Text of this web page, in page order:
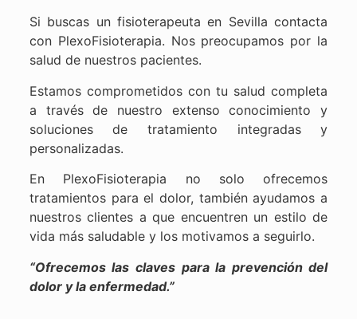
Si buscas un fisioterapeuta en Sevilla contacta
con PlexoFisioterapia. Nos preocupamos por la
salud de nuestros pacientes.
Estamos comprometidos con tu salud completa
a través de nuestro extenso conocimiento y
soluciones de tratamiento integradas y
personalizadas.
En PlexoFisioterapia no solo ofrecemos
tratamientos para el dolor, también ayudamos a
nuestros clientes a que encuentren un estilo de
vida más saludable y los motivamos a seguirlo.
“Ofrecemos las claves para la prevención del
dolor y la enfermedad.”